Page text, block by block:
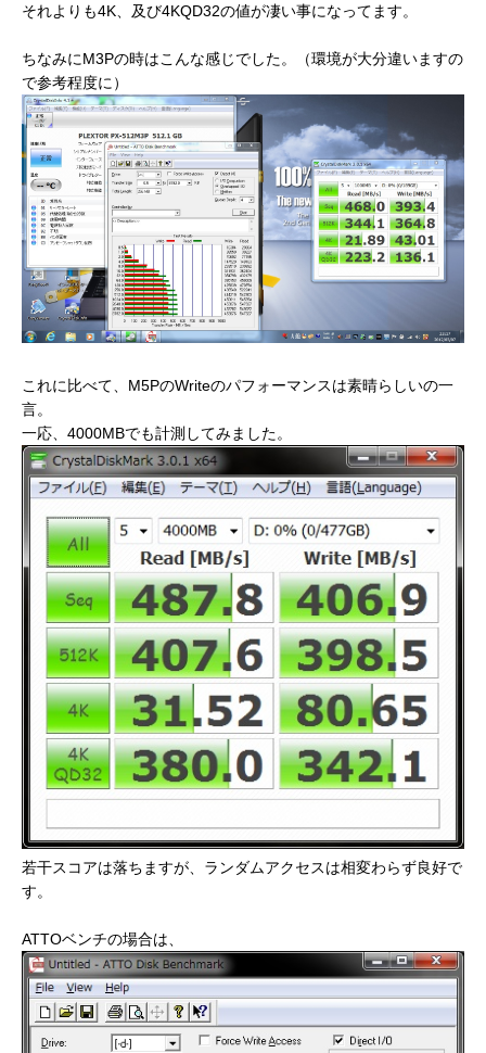
それよりも4K、及び4KQD32の値が凄い事になってます。
ちなみにM3Pの時はこんな感じでした。（環境が大分違いますの
で参考程度に）
これに比べて、M5PのWriteのパフォーマンスは素晴らしいの一
言。
一応、4000MBでも計測してみました。
若干スコアは落ちますが、ランダムアクセスは相変わらず良好で
す。
ATTOベンチの場合は、